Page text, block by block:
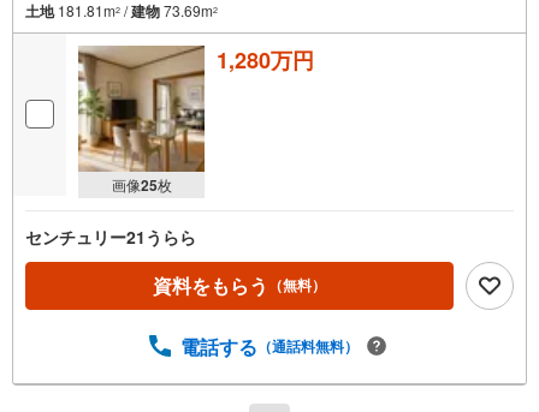
土地181.81m2 /建物73.69m2
画像25枚
1,280万円
センチュリー21うらら
資料をもらう （無料）
電話する （通話料無料）